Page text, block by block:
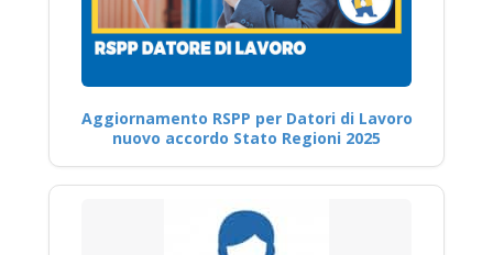
Aggiornamento RSPP per Datori di Lavoro
nuovo accordo Stato Regioni 2025